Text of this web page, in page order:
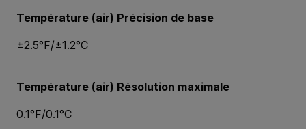
Température (air) Précision de base
±2.5°F/±1.2°C
Température (air) Résolution maximale
0.1°F/0.1°C